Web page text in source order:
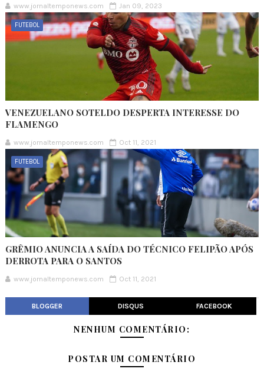
www.jornaltemponews.com Jan 09, 2023
FUTEBOL
VENEZUELANO SOTELDO DESPERTA INTERESSE DO
FLAMENGO
www.jornaltemponews.com Oct 11, 2021
FUTEBOL
GRÊMIO ANUNCIA A SAÍDA DO TÉCNICO FELIPÃO APÓS
DERROTA PARA O SANTOS
www.jornaltemponews.com Oct 11, 2021
BLOGGER DISQUS FACEBOOK
NENHUM COMENTÁRIO:
POSTAR UM COMENTÁRIO